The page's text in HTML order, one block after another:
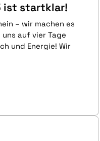
ist startklar!
– wir machen es
auf vier Tage
und Energie! Wir